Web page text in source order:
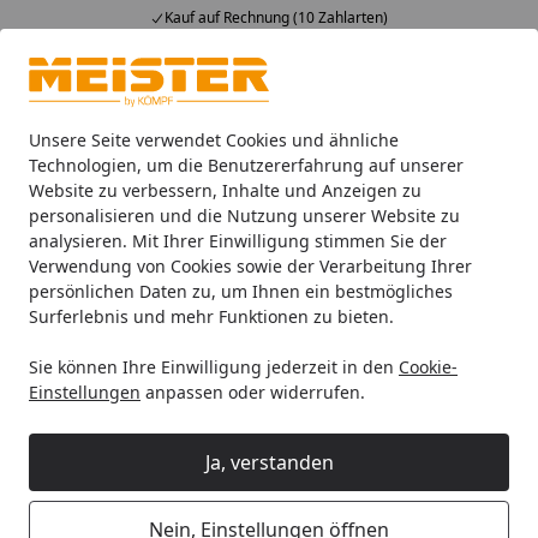
Unsere Seite verwendet Cookies und ähnliche
Technologien, um die Benutzererfahrung auf unserer
Website zu verbessern, Inhalte und Anzeigen zu
personalisieren und die Nutzung unserer Website zu
analysieren. Mit Ihrer Einwilligung stimmen Sie der
Verwendung von Cookies sowie der Verarbeitung Ihrer
persönlichen Daten zu, um Ihnen ein bestmögliches
Surferlebnis und mehr Funktionen zu bieten.
Sie können Ihre Einwilligung jederzeit in den Cookie-
Einstellungen anpassen oder widerrufen.
Ja, verstanden
Nein, Einstellungen öffnen
Kauf auf Rechnung (10 Zahlarten)
Alle Produkte
Mein Konto
Suchen
Startseite
HANDMUSTER MEISTER Designboden Rigid-Vinyl RM 500 S
HANDMUSTER MEISTER
Designboden Rigid-Vinyl RM 500 S
Bossa Nova 20201